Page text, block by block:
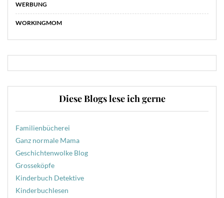
WERBUNG
WORKINGMOM
Diese Blogs lese ich gerne
Familienbücherei
Ganz normale Mama
Geschichtenwolke Blog
Grosseköpfe
Kinderbuch Detektive
Kinderbuchlesen